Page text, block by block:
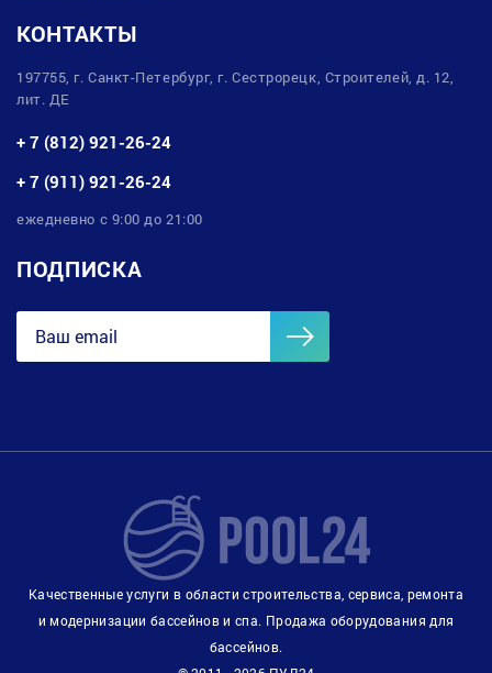
КОНТАКТЫ
197755, г. Санкт-Петербург, г. Сестрорецк, Строителей, д. 12,
лит. ДЕ
+ 7 (812) 921-26-24
+ 7 (911) 921-26-24
ежедневно с 9:00 до 21:00
ПОДПИСКА
Качественные услуги в области строительства, сервиса, ремонта
и модернизации бассейнов и спа. Продажа оборудования для
бассейнов.